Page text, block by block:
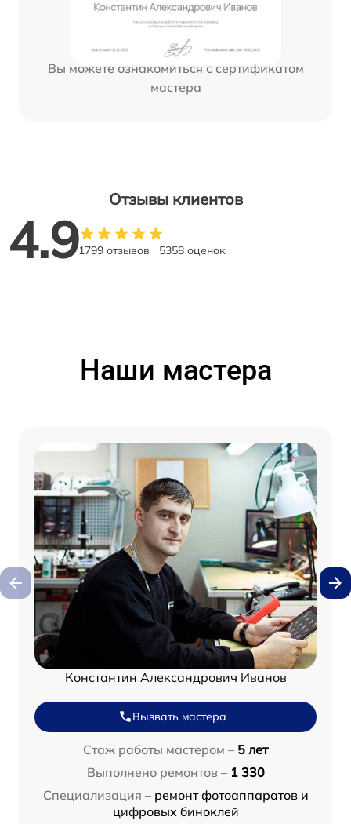
Вы можете ознакомиться с сертификатом
мастера
Отзывы клиентов
4.91799 отзывов 5358 оценок
Наши мастера
Константин Александрович Иванов
Вызвать мастера
Стаж работы мастером – 5 лет
Выполнено ремонтов – 1 330
Специализация – ремонт фотоаппаратов и
цифровых биноклей